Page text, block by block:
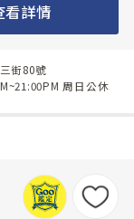
看詳情
街80號
周日公休